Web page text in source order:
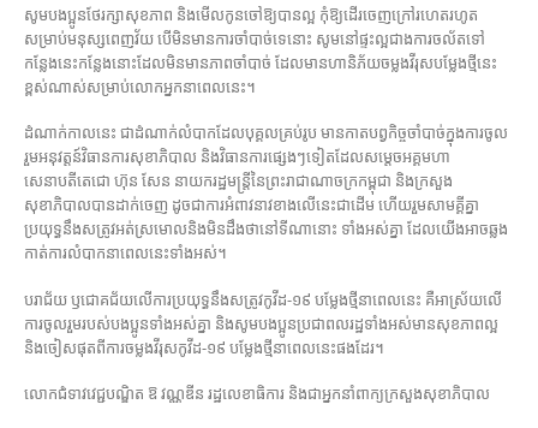
សូមបងប្អូនថែរក្សាសុខភាព​ និងមេីលកូនចៅឱ្យបានល្អ​ កុំឱ្យដេីរចេញក្រៅរហេតរហូត​
សម្រាប់មនុស្សពេញវ័យ​ បេីមិនមានការចាំបាច់ទេនោះ​ សូមនៅផ្ទះ​ល្អជាងការចល័តទៅ
កន្លែងនេះកន្លែងនោះដែលមិនមានភាពចាំបាច់​ ដែលមានហានិភ័យចម្លងវីរុសបម្លែងថ្មីនេះ
ខ្ពស់ណាស់សម្រាប់លោកអ្នកនាពេលនេះ។
ដំណាក់កាលនេះ​ ជាដំណាក់លំបាកដែលបុគ្គលគ្រប់រូប មានកាតបព្វកិច្ចចាំបាច់ក្នុងការចូល
រួមអនុវត្តន៍វិធានការសុខាភិបាល​ និងវិធានការផ្សេងៗទៀតដែលសម្តេចអគ្គមហា
សេនាបតីតេជោ​ ហ៊ុន​ សែន​ នាយករដ្ឋមន្ត្រីនៃព្រះរាជាណាចក្រកម្ពុជា​ និងក្រសួង
សុខាភិបាលបានដាក់ចេញ​ ដូចជាការអំពាវនាវខាងលេីនេះជាដេីម​ ហេីយរួមសាមគ្គីគ្នា
ប្រយុទ្ធនឹងសត្រូវអត់ស្រមោលនិងមិនដឹងថានៅទីណានោះ​ ទាំងអស់គ្នា​ ដែលយេីងអាចឆ្លង
កាត់ការលំបាកនាពេលនេះទាំងអស់។
បរាជ័យ​ ឫជោគជ័យលេីការប្រយុទ្ធនឹងសត្រូវកូវីដ-១៩​ បម្លែងថ្មីនាពេលនេះ​ គឺអាស្រ័យលេី
ការចូលរួមរបស់បងប្អូនទាំងអស់គ្នា​ និងសូមបងប្អូនប្រជាពលរដ្ឋទាំងអស់មានសុខភាពល្អ​
និងចៀសផុតពីការចម្លងវីរុសកូវីដ-១៩​ បម្លែងថ្មីនាពេលនេះផងដែរ។
លោកជំទាវវេជ្ជបណ្ឌិត​ ឱ​ វណ្ណឌីន​ រដ្ឋលេខាធិការ​ និងជាអ្នកនាំពាក្យក្រសួងសុខាភិបាល